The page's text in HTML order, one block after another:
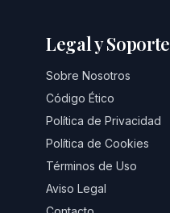
Legal y Soporte
Sobre Nosotros
Código Ético
Política de Privacidad
Política de Cookies
Términos de Uso
Aviso Legal